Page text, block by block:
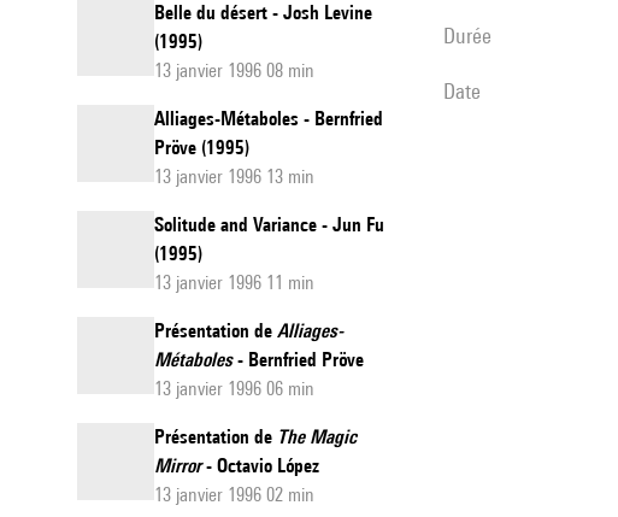
Belle du désert - Josh Levine
(1995)
13 janvier 1996 08 min
Alliages-Métaboles - Bernfried
Pröve (1995)
13 janvier 1996 13 min
Solitude and Variance - Jun Fu
(1995)
13 janvier 1996 11 min
Présentation de Alliages-
Métaboles- Bernfried Pröve
13 janvier 1996 06 min
Présentation de The Magic
Mirror- Octavio López
13 janvier 1996 02 min
durée
date